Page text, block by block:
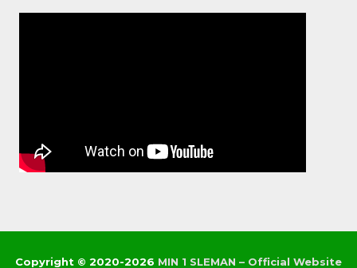
Copyright © 2020-2026 MIN 1 SLEMAN – Official Website